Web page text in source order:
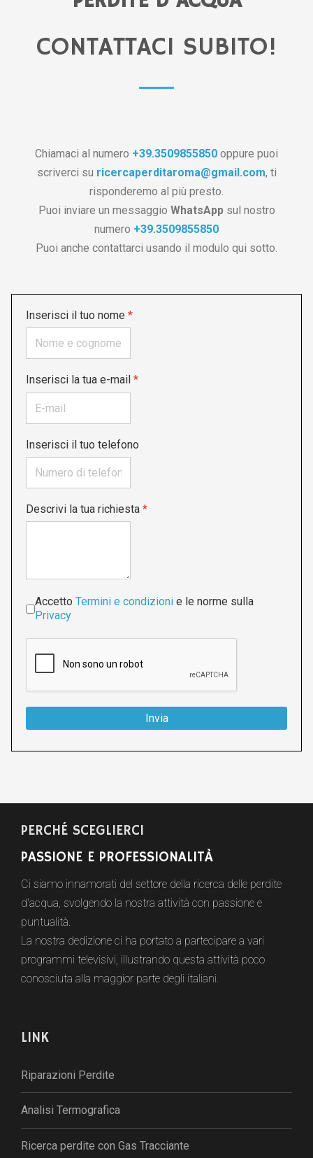
CONTATTACI SUBITO!
Chiamaci al numero +39.3509855850 oppure puoi
scriverci su ricercaperditaroma@gmail.com, ti
risponderemo al più presto.
Puoi inviare un messaggio WhatsAppsul nostro
numero +39.3509855850
Puoi anche contattarci usando il modulo qui sotto.
Inserisci il tuo nome *
Inserisci la tua e-mail *
Inserisci il tuo telefono
Descrivi la tua richiesta *
Accettazione*
Accetto Termini e condizioni e le norme sulla
Privacy
Invia
PERCHÉ SCEGLIERCI
PASSIONE E PROFESSIONALITÀ
Ci siamo innamorati del settore della ricerca delle perdite
d'acqua, svolgendo la nostra attività con passione e
puntualità.
La nostra dedizione ci ha portato a partecipare a vari
programmi televisivi, illustrando questa attività poco
conosciuta alla maggior parte degli italiani.
LINK
Riparazioni Perdite
Analisi Termografica
Ricerca perdite con Gas Tracciante